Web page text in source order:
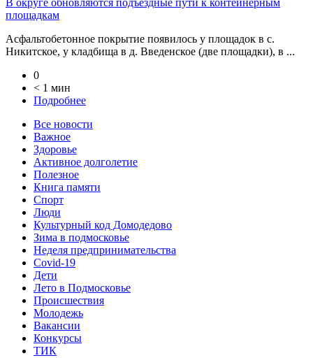
В округе обновляются подъездные пути к контейнерным
площадкам
Асфальтобетонное покрытие появилось у площадок в с.
Никитское, у кладбища в д. Введенское (две площадки), в ...
0
< 1 мин
Подробнее
Все новости
Важное
Здоровье
Активное долголетие
Полезное
Книга памяти
Спорт
Люди
Культурный код Домодедово
Зима в подмосковье
Неделя предпринимательства
Covid-19
Дети
Лето в Подмосковье
Происшествия
Молодежь
Вакансии
Конкурсы
ТИК